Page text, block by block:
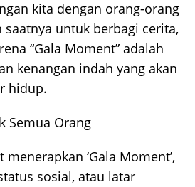
kita dengan orang-orang
untuk berbagi cerita,
“Gala Moment” adalah
kenangan indah yang akan
hidup.
Semua Orang
‘Gala Moment’,
sosial, atau latar